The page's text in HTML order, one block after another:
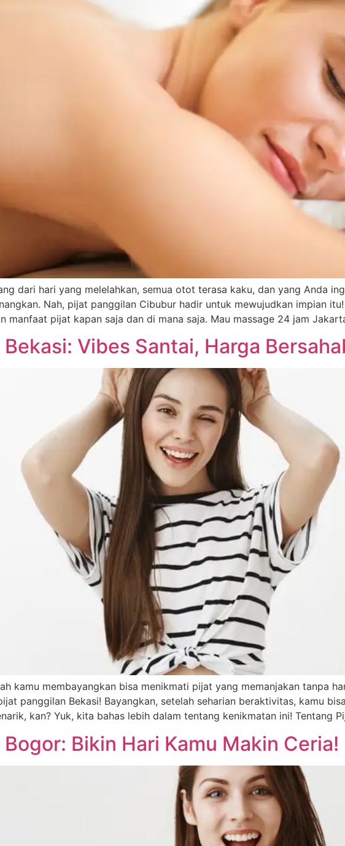
dari hari yang melelahkan, semua otot terasa kaku, dan yang Anda
Nah, pijat panggilan Cibubur hadir untuk mewujudkan impian
manfaat pijat kapan saja dan di mana saja. Mau massage 24 jam
Vibes Santai, Harga
kamu membayangkan bisa menikmati pijat yang memanjakan tanpa
panggilan Bekasi! Bayangkan, setelah seharian beraktivitas, kamu
kan? Yuk, kita bahas lebih dalam tentang kenikmatan ini! Tentang
Bikin Hari Kamu Makin Ceria!